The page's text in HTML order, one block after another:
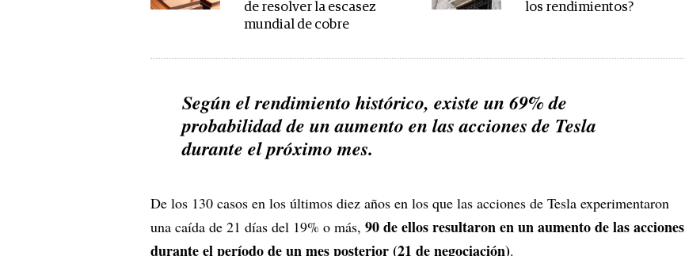
de resolver la escasez
mundial de cobre
los rendimientos?
Según el rendimiento histórico, existe un 69% de
probabilidad de un aumento en las acciones de Tesla
durante el próximo mes.
De los 130 casos en los últimos diez años en los que las acciones de Tesla experimentaron
una caída de 21 días del 19% o más, 90 de ellos resultaron en un aumento de las acciones
durante el período de un mes posterior (21 de negociación).